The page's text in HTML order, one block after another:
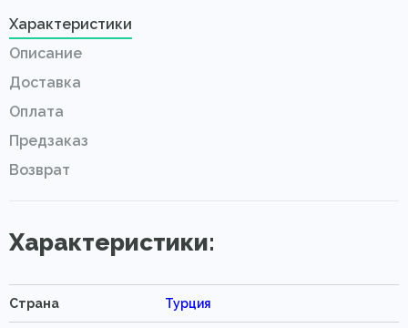
Характеристики
Описание
Доставка
Оплата
Предзаказ
Возврат
Характеристики:
Страна Турция